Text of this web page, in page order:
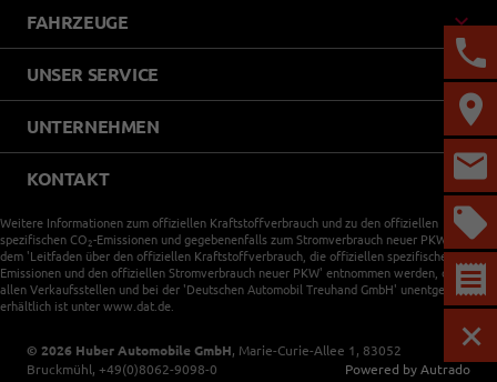
FAHRZEUGE
UNSER SERVICE
UNTERNEHMEN
KONTAKT
Weitere Informationen zum offiziellen Kraftstoffverbrauch und zu den offiziellen
spezifischen CO 2-Emissionen und gegebenenfalls zum Stromverbrauch neuer PKW können
dem 'Leitfaden über den offiziellen Kraftstoffverbrauch, die offiziellen spezifischen CO
Emissionen und den offiziellen Stromverbrauch neuer PKW' entnommen werden, der an
allen Verkaufsstellen und bei der 'Deutschen Automobil Treuhand GmbH' unentgeltlich
erhältlich ist unter www.dat.de.
© 2026 Huber Automobile GmbH, Marie-Curie-Allee 1 , 83052
Bruckmühl, +49(0)8062-9098-0 Powered by Autrado